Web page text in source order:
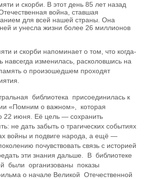
и скорби. В этот день 85 лет назад
война, ставшая
для всей нашей страны. Она
и унесла жизни более 26 миллионов
и скорби напоминает о том, что когда-
навсегда изменилась, расколовшись на
о произошедшем проходят
библиотека присоединилась к
«Помним о важном», которая
22 июня. Её цель — сохранить
не дать забыть о трагических событиях
войны и подвиге народа, а ещё —
почувствовать связь с историей
эти знания дальше. В библиотеке
были организованы показы
о начале Великой Отечественной